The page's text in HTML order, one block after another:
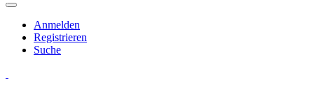
Anmelden
Registrieren
Suche